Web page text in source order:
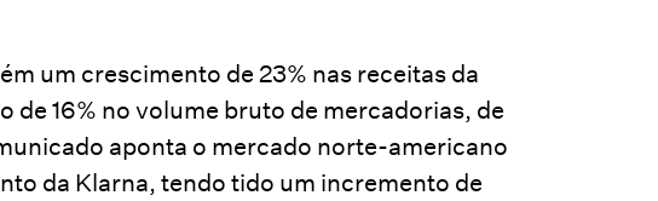
um crescimento de 23% nas receitas da
de 16% no volume bruto de mercadorias, de
aponta o mercado norte-americano
da Klarna, tendo tido um incremento de